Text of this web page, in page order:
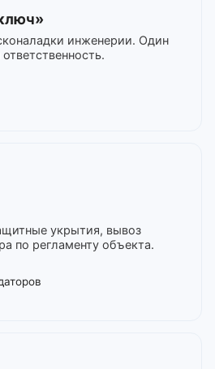
инженерии. Один
укрытия, вывоз
по регламенту объекта.